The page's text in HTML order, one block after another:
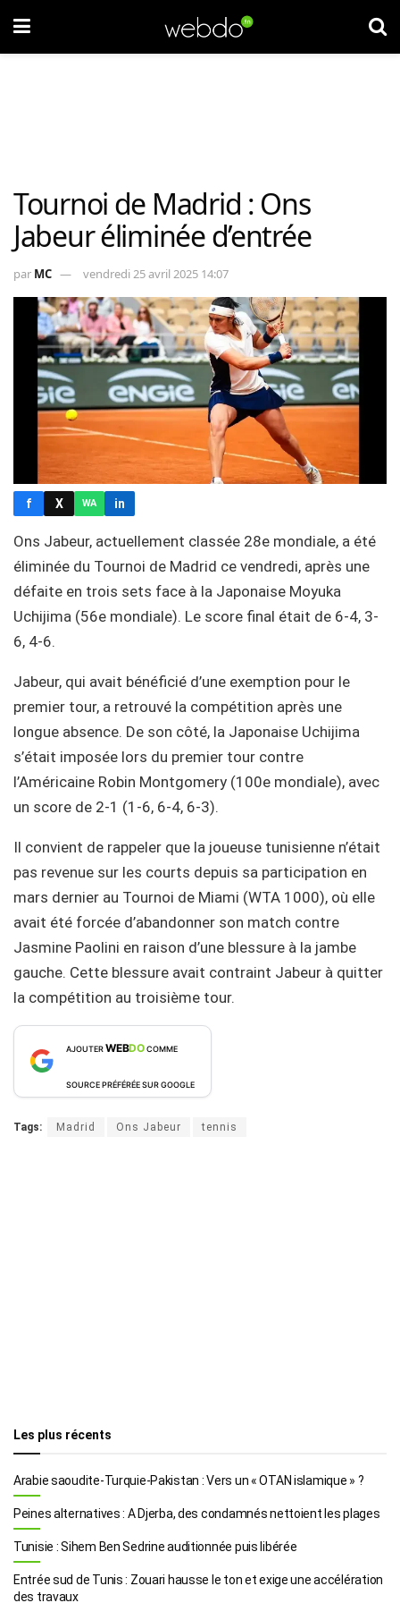
Tournoi de Madrid : Ons
Jabeur éliminée d’entrée
par MC vendredi 25 avril 2025 14:07
f X WA in
Ons Jabeur, actuellement classée 28e mondiale, a été
éliminée du Tournoi de Madrid ce vendredi, après une
défaite en trois sets face à la Japonaise Moyuka
Uchijima (56e mondiale). Le score final était de 6-4, 3-
6, 4-6.
Jabeur, qui avait bénéficié d’une exemption pour le
premier tour, a retrouvé la compétition après une
longue absence. De son côté, la Japonaise Uchijima
s’était imposée lors du premier tour contre
l’Américaine Robin Montgomery (100e mondiale), avec
un score de 2-1 (1-6, 6-4, 6-3).
Il convient de rappeler que la joueuse tunisienne n’était
pas revenue sur les courts depuis sa participation en
mars dernier au Tournoi de Miami (WTA 1000), où elle
avait été forcée d’abandonner son match contre
Jasmine Paolini en raison d’une blessure à la jambe
gauche. Cette blessure avait contraint Jabeur à quitter
la compétition au troisième tour.
AJOUTERWEBDOCOMME
SOURCE PRÉFÉRÉE SUR GOOGLE
Tags: Madrid Ons Jabeur tennis
Les plus récents
Arabie saoudite-Turquie-Pakistan : Vers un « OTAN islamique » ?
Peines alternatives : A Djerba, des condamnés nettoient les plages
Tunisie : Sihem Ben Sedrine auditionnée puis libérée
Entrée sud de Tunis : Zouari hausse le ton et exige une accélération
des travaux